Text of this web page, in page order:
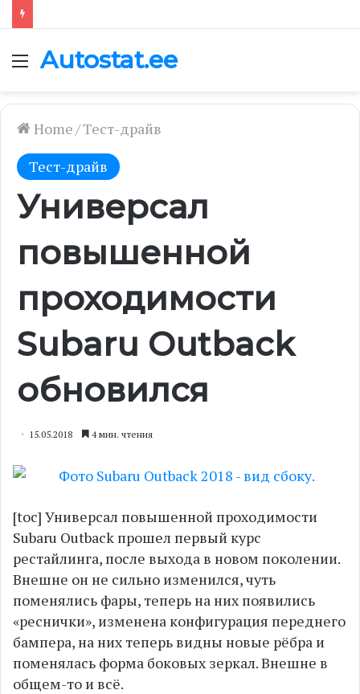
Menu
Autostat.ee
Home/Тест-драйв
Тест-драйв
Универсал
повышенной
проходимости
Subaru Outback
обновился
15.05.2018 4 мин. чтения
[toc] Универсал повышенной проходимости
Subaru Outback прошел первый курс
рестайлинга, после выхода в новом поколении.
Внешне он не сильно изменился, чуть
поменялись фары, теперь на них появились
«реснички», изменена конфигурация переднего
бампера, на них теперь видны новые рёбра и
поменялась форма боковых зеркал. Внешне в
общем-то и всё.